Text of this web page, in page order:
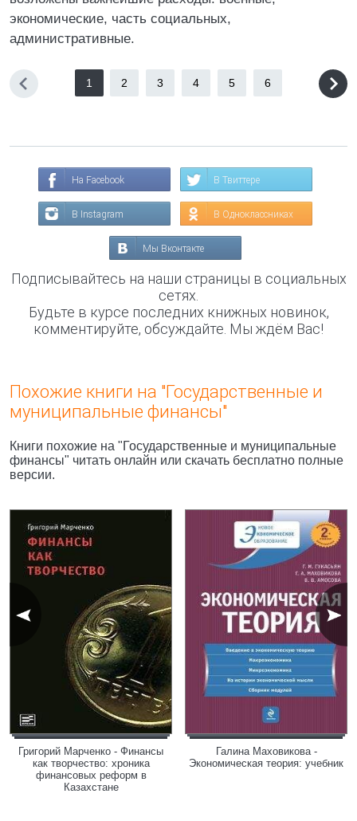
экономические, часть социальных,
административные.
1 2 3 4 5 6
На Facebook В Твиттере
В Instagram В Одноклассниках
Мы Вконтакте
Подписывайтесь на наши страницы в социальных
сетях.
Будьте в курсе последних книжных новинок,
комментируйте, обсуждайте. Мы ждём Вас!
Похожие книги на "Государственные и
муниципальные финансы"
Книги похожие на "Государственные и муниципальные
финансы" читать онлайн или скачать бесплатно полные
версии.
Григорий Марченко - Финансы
как творчество: хроника
финансовых реформ в
Казахстане
Галина Маховикова -
Экономическая теория: учебник